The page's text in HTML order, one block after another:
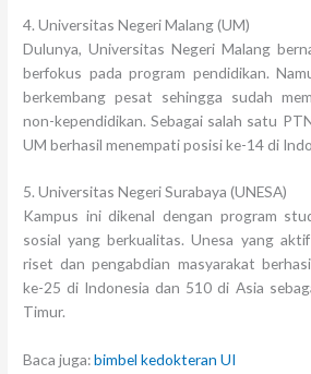
4. Universitas Negeri Malang (UM)
Dulunya, Universitas Negeri Malang
berfokus pada program pendidikan.
berkembang pesat sehingga sudah
non-kependidikan. Sebagai salah satu
UM berhasil menempati posisi ke-14 di
5. Universitas Negeri Surabaya (UNESA)
Kampus ini dikenal dengan program
sosial yang berkualitas. Unesa yang
riset dan pengabdian masyarakat
ke-25 di Indonesia dan 510 di Asia
Timur.
Baca juga:bimbel kedokteran UI